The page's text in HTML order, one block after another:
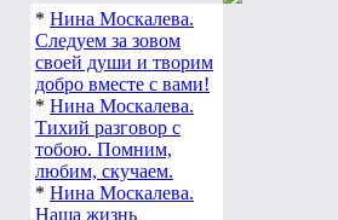
* Нина Москалева.
Следуем за зовом
своей души и творим
добро вместе с вами!
* Нина Москалева.
Тихий разговор с
тобою. Помним,
любим, скучаем.
* Нина Москалева.
Наша жизнь